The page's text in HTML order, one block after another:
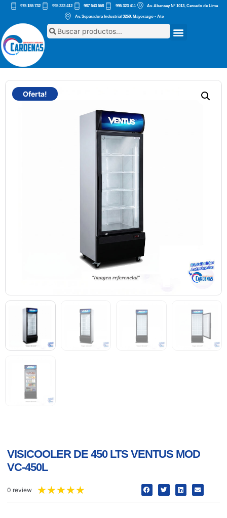
975 155 732 995 323 412 987 543 568 995 323 411 Av. Abancay Nº 1013, Cercado de Lima
Av. Separadora Industrial 3260, Mayorazgo - Ate
Oferta!
VISICOOLER DE 450 LTS VENTUS MOD
VC-450L
0 review ★★★★★